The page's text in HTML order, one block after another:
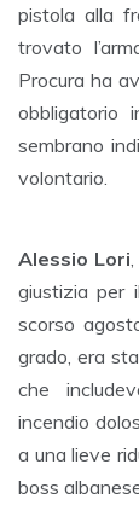
pistola alla
trovato
Procura ha
obbligatorio
sembrano
volontario.
Alessio Lori
giustizia per
scorso
grado, era
che
incendio
a una lieve
boss